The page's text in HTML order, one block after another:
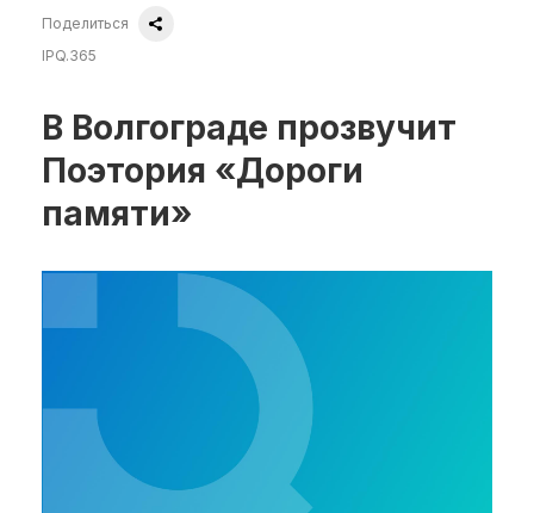
Legal review
События
IP Stories
Квиз
О нас
Интеллектуальная собственность
и креативные индустрии
Кино и театр
Поделиться
IPQ.365
В Волгограде прозвучит
Поэтория «Дороги
памяти»